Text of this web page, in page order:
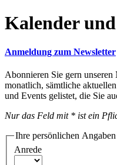
Kalender
Anmeldung zum Newsletter
Abonnieren Sie gern unseren
monatlich, sämtliche
und Events gelistet, die Sie
Nur das Feld mit * ist ein
Ihre persönlichen Angaben
Anrede